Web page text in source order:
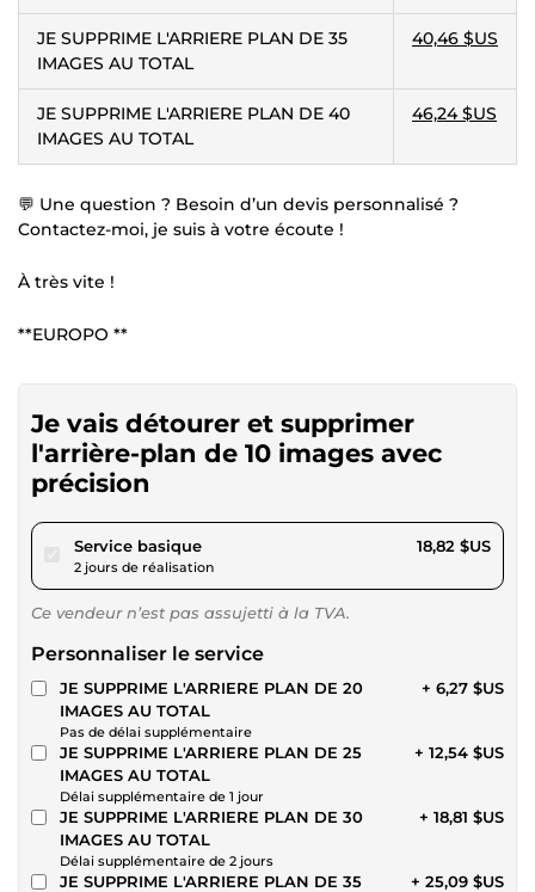
JE SUPPRIME L'ARRIERE PLAN DE 35
IMAGES AU TOTAL
40,46 $US
JE SUPPRIME L'ARRIERE PLAN DE 40
IMAGES AU TOTAL
46,24 $US
💬 Une question ? Besoin d’un devis personnalisé ?
Contactez-moi, je suis à votre écoute !
À très vite !
**EUROPO **
Je vais détourer et supprimer
l'arrière-plan de 10 images avec
précision
Service basiquepour 17,34 $US
2 jours de réalisation
18,82 $US
Ce vendeur n’est pas assujetti à la TVA.
Personnaliser le service
JE SUPPRIME L'ARRIERE PLAN DE 20
IMAGES AU TOTAL
Pas de délai supplémentaire
+ 6,27 $US
JE SUPPRIME L'ARRIERE PLAN DE 25
IMAGES AU TOTAL
Délai supplémentaire de 1 jour
+ 12,54 $US
JE SUPPRIME L'ARRIERE PLAN DE 30
IMAGES AU TOTAL
Délai supplémentaire de 2 jours
+ 18,81 $US
JE SUPPRIME L'ARRIERE PLAN DE 35
+ 25,09 $US